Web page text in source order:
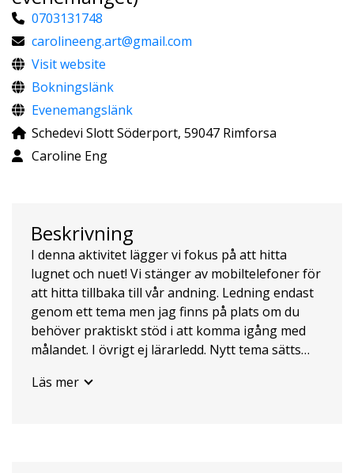
0703131748
carolineeng.art@gmail.com
Visit website
Bokningslänk
Evenemangslänk
Schedevi Slott Söderport, 59047 Rimforsa
Caroline Eng
Beskrivning
I denna aktivitet lägger vi fokus på att hitta
lugnet och nuet! Vi stänger av mobiltelefoner för
att hitta tillbaka till vår andning. Ledning endast
genom ett tema men jag finns på plats om du
behöver praktiskt stöd i att komma igång med
målandet. I övrigt ej lärarledd. Nytt tema sätts
kurslokalen. Penslar, palett, underlägg mm. finns
Läs mer